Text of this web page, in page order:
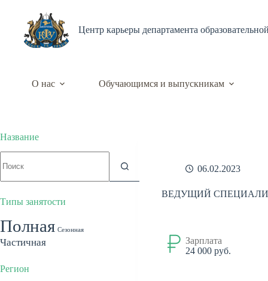
Центр карьеры департамента
О нас Обучающимся и выпускникам
06.02.2023
ВЕДУЩИЙ
Зарплата
24 000 руб.
Название
не
Типы занятости
Полная Сезонная
Частичная
Регион